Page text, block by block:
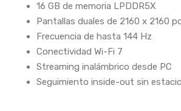
16 GB de memoria LPDDR5X
Pantallas duales de 2160 x 2160
Frecuencia de hasta 144 Hz
Conectividad Wi-Fi 7
Streaming inalámbrico desde PC
Seguimiento inside-out sin